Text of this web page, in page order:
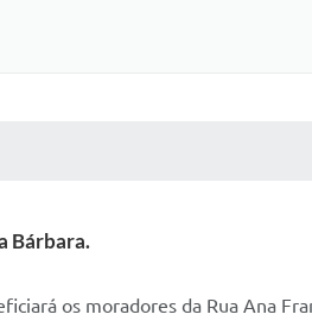
Bárbara.
os moradores da Rua Ana